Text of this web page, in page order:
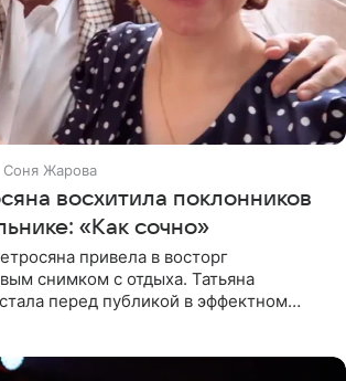
Соня Жарова
восхитила поклонников
«Как сочно»
привела в восторг
снимком с отдыха. Татьяна
перед публикой в эффектном